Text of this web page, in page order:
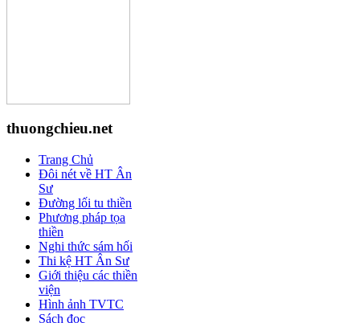
thuongchieu.net
Trang Chủ
Đôi nét về HT Ân
Sư
Đường lối tu thiền
Phương pháp tọa
thiền
Nghi thức sám hối
Thi kệ HT Ân Sư
Giới thiệu các thiền
viện
Hình ảnh TVTC
Sách đọc